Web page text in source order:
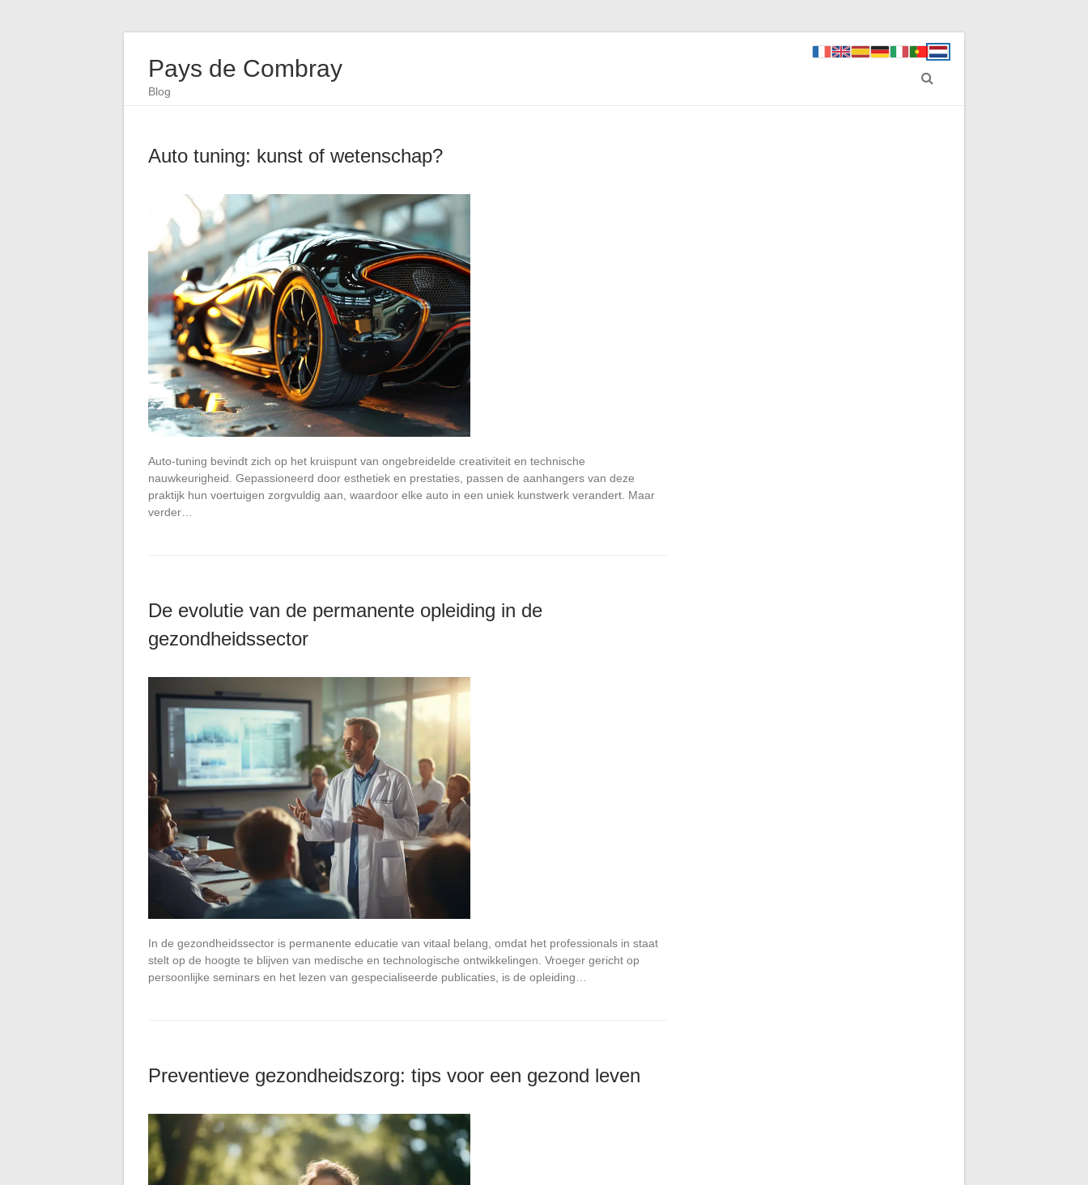
Pays de Combray
Blog
Auto tuning: kunst of wetenschap?
Auto-tuning bevindt zich op het kruispunt van ongebreidelde creativiteit en technische
nauwkeurigheid. Gepassioneerd door esthetiek en prestaties, passen de aanhangers van deze
praktijk hun voertuigen zorgvuldig aan, waardoor elke auto in een uniek kunstwerk verandert. Maar
verder…
De evolutie van de permanente opleiding in de
gezondheidssector
In de gezondheidssector is permanente educatie van vitaal belang, omdat het professionals in staat
stelt op de hoogte te blijven van medische en technologische ontwikkelingen. Vroeger gericht op
persoonlijke seminars en het lezen van gespecialiseerde publicaties, is de opleiding…
Preventieve gezondheidszorg: tips voor een gezond leven